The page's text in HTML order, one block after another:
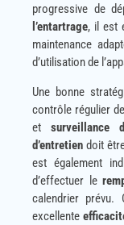
progressive de
l’entartrage, il est
maintenance
d’utilisation de
Une bonne
contrôle régulier
etsurveillance
d’entretien doit
est également
d’effectuer le
calendrier prévu.
excellente